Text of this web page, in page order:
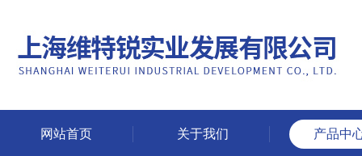
网站首页 关于我们 产品中